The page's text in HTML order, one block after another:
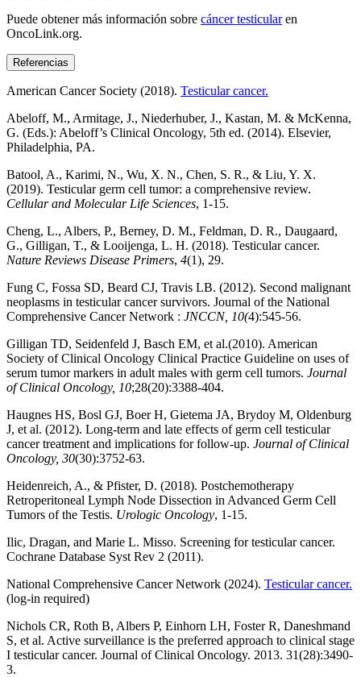
Puede obtener más información sobre cáncer testicularen
OncoLink.org.
Referencias
American Cancer Society (2018). Testicular cancer.
Abeloff, M., Armitage, J., Niederhuber, J., Kastan, M. & McKenna,
G. (Eds.): Abeloff’s Clinical Oncology, 5th ed. (2014). Elsevier,
Philadelphia, PA.
Batool, A., Karimi, N., Wu, X. N., Chen, S. R., & Liu, Y. X.
(2019). Testicular germ cell tumor: a comprehensive review.
Cellular and Molecular Life Sciences, 1-15.
Cheng, L., Albers, P., Berney, D. M., Feldman, D. R., Daugaard,
G., Gilligan, T., & Looijenga, L. H. (2018). Testicular cancer.
Nature Reviews Disease Primers, 4(1), 29.
Fung C, Fossa SD, Beard CJ, Travis LB. (2012). Second malignant
neoplasms in testicular cancer survivors. Journal of the National
Comprehensive Cancer Network : JNCCN, 10(4):545-56.
Gilligan TD, Seidenfeld J, Basch EM, et al.(2010). American
Society of Clinical Oncology Clinical Practice Guideline on uses of
serum tumor markers in adult males with germ cell tumors. Journal
of Clinical Oncology, 10;28(20):3388-404.
Haugnes HS, Bosl GJ, Boer H, Gietema JA, Brydoy M, Oldenburg
J, et al. (2012). Long-term and late effects of germ cell testicular
cancer treatment and implications for follow-up. Journal of Clinical
Oncology, 30(30):3752-63.
Heidenreich, A., & Pfister, D. (2018). Postchemotherapy
Retroperitoneal Lymph Node Dissection in Advanced Germ Cell
Tumors of the Testis. Urologic Oncology, 1-15.
Ilic, Dragan, and Marie L. Misso. Screening for testicular cancer.
Cochrane Database Syst Rev 2 (2011).
National Comprehensive Cancer Network (2024). Testicular cancer.
(log-in required)
Nichols CR, Roth B, Albers P, Einhorn LH, Foster R, Daneshmand
S, et al. Active surveillance is the preferred approach to clinical stage
I testicular cancer. Journal of Clinical Oncology. 2013. 31(28):3490-
3.